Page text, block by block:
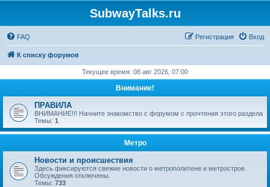
SubwayTalks.ru
FAQ Вход
Регистрация
К списку форумов
Текущее время: 08 авг 2026, 07:00
Внимание!
ПРАВИЛА
ВНИМАНИЕ!!! Начните знакомство с форумом с прочтения этого раздела
Темы: 1
Метро
Новости и происшествия
Здесь фиксируются свежие новости о метрополитене и метрострое.
Обсуждения отключены.
Темы: 733